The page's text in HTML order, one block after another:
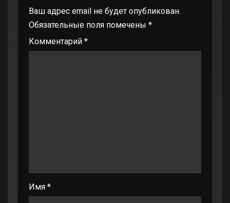
Ваш адрес email не будет опубликован.
Обязательные поля помечены *
Комментарий *
Имя *